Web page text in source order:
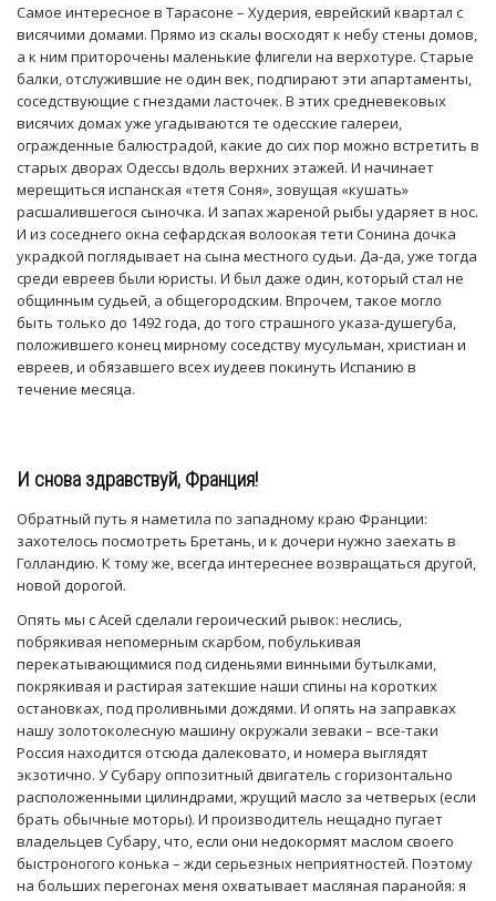
Самое интересное в Тарасоне – Худерия, еврейский квартал с
висячими домами. Прямо из скалы восходят к небу стены домов,
а к ним приторочены маленькие флигели на верхотуре. Старые
балки, отслужившие не один век, подпирают эти апартаменты,
соседствующие с гнездами ласточек. В этих средневековых
висячих домах уже угадываются те одесские галереи,
огражденные балюстрадой, какие до сих пор можно встретить в
старых дворах Одессы вдоль верхних этажей. И начинает
мерещиться испанская «тетя Соня», зовущая «кушать»
расшалившегося сыночка. И запах жареной рыбы ударяет в нос.
И из соседнего окна сефардская волоокая тети Сонина дочка
украдкой поглядывает на сына местного судьи. Да-да, уже тогда
среди евреев были юристы. И был даже один, который стал не
общинным судьей, а общегородским. Впрочем, такое могло
быть только до 1492 года, до того страшного указа-душегуба,
положившего конец мирному соседству мусульман, христиан и
евреев, и обязавшего всех иудеев покинуть Испанию в
течение месяца.
И снова здравствуй, Франция!
Обратный путь я наметила по западному краю Франции:
захотелось посмотреть Бретань, и к дочери нужно заехать в
Голландию. К тому же, всегда интереснее возвращаться другой,
новой дорогой.
Опять мы с Асей сделали героический рывок: неслись,
побрякивая непомерным скарбом, побулькивая
перекатывающимися под сиденьями винными бутылками,
покрякивая и растирая затекшие наши спины на коротких
остановках, под проливными дождями. И опять на заправках
нашу золотоколесную машину окружали зеваки – все-таки
Россия находится отсюда далековато, и номера выглядят
экзотично. У Субару оппозитный двигатель с горизонтально
расположенными цилиндрами, жрущий масло за четверых (если
брать обычные моторы). И производитель нещадно пугает
владельцев Субару, что, если они недокормят маслом своего
быстроногого конька – жди серьезных неприятностей. Поэтому
на больших перегонах меня охватывает масляная паранойя: я